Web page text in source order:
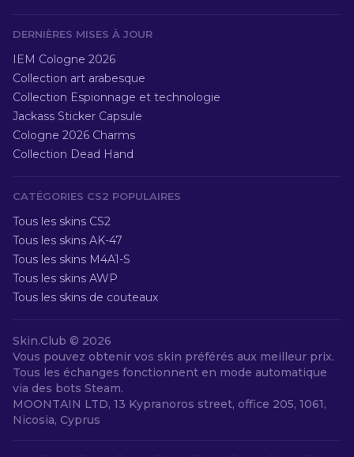
DERNIÈRES MISES À JOUR
IEM Cologne 2026
Collection art arabesque
Collection Espionnage et technologie
Jackass Sticker Capsule
Cologne 2026 Charms
Collection Dead Hand
CATÉGORIES CS2 POPULAIRES
Tous les skins CS2
Tous les skins AK-47
Tous les skins M4A1-S
Tous les skins AWP
Tous les skins de couteaux
Skin.Club © 2026
Vous pouvez obtenir vos skin préférés aux meilleur prix.
Tous les échanges fonctionnent en mode automatique
via des bots Steam.
MOONTAIN LTD, 13 Kypranoros street, office 205, 1061,
Nicosia, Cyprus